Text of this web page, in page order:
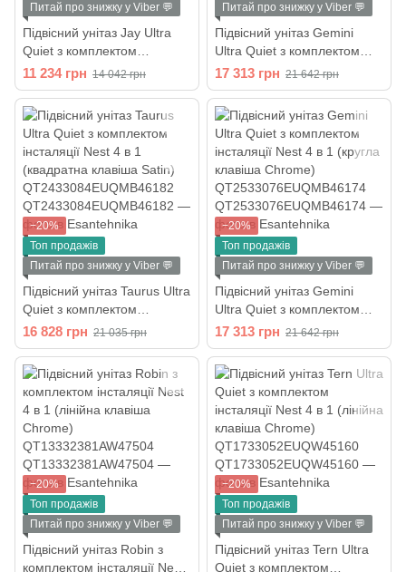
Питай про знижку у Viber 💬
Підвісний унітаз Jay Ultra
Quiet з комплектом
інсталяції Nest 4 в 1 (лінійна
клавіша Black mat)
QT07335177W45139
11 234 грн 14 042 грн
Питай про знижку у Viber 💬
Підвісний унітаз Gemini
Ultra Quiet з комплектом
інсталяції Nest 4 в 1 (лінійна
клавіша Black mate)
QT2533076EUQMB46175
17 313 грн 21 642 грн
−20%
Топ продажів
Питай про знижку у Viber 💬
Підвісний унітаз Taurus Ultra
Quiet з комплектом
інсталяції Nest 4 в 1
(квадратна клавіша Satin)
QT2433084EUQMB46182
16 828 грн 21 035 грн
−20%
Топ продажів
Питай про знижку у Viber 💬
Підвісний унітаз Gemini
Ultra Quiet з комплектом
інсталяції Nest 4 в 1 (кругла
клавіша Chrome)
QT2533076EUQMB46174
17 313 грн 21 642 грн
−20%
Топ продажів
Питай про знижку у Viber 💬
Підвісний унітаз Robin з
комплектом інсталяції Nest
−20%
Топ продажів
Питай про знижку у Viber 💬
Підвісний унітаз Tern Ultra
Quiet з комплектом